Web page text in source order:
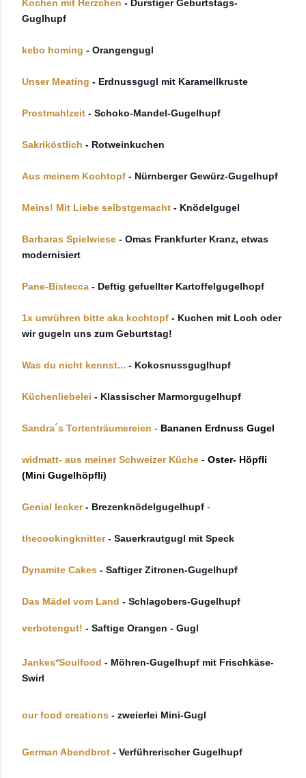
Kochen mit Herzchen - Durstiger Geburtstags-
Guglhupf
kebo homing - Orangengugl
Unser Meating - Erdnussgugl mit Karamellkruste
Prostmahlzeit - Schoko-Mandel-Gugelhupf
Sakriköstlich - Rotweinkuchen
Aus meinem Kochtopf - Nürnberger Gewürz-Gugelhupf
Meins! Mit Liebe selbstgemacht - Knödelgugel
Barbaras Spielwiese - Omas Frankfurter Kranz, etwas
modernisiert
Pane-Bistecca - Deftig gefuellter Kartoffelgugelhopf
1x umrühren bitte aka kochtopf - Kuchen mit Loch oder
wir gugeln uns zum Geburtstag!
Was du nicht kennst... - Kokosnussguglhupf
Küchenliebelei - Klassischer Marmorgugelhupf
Sandra´s Tortenträumereien - Bananen Erdnuss Gugel
widmatt- aus meiner Schweizer Küche - Oster- Höpfli
(Mini Gugelhöpfli)
Genial lecker- Brezenknödelgugelhupf -
thecookingknitter- Sauerkrautgugl mit Speck
Dynamite Cakes - Saftiger Zitronen-Gugelhupf
Das Mädel vom Land - Schlagobers-Gugelhupf
verbotengut! - Saftige Orangen - Gugl
Jankes*Soulfood - Möhren-Gugelhupf mit Frischkäse-
Swirl
our food creations - zweierlei Mini-Gugl
German Abendbrot - Verführerischer Gugelhupf